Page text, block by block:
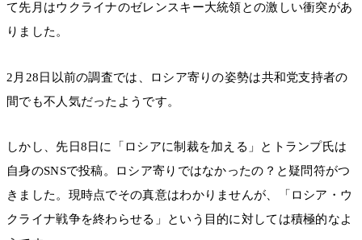
て先月はウクライナのゼレンスキー大統領との激しい衝突があ
りました。
2月28日以前の調査では、ロシア寄りの姿勢は共和党支持者の
間でも不人気だったようです。
しかし、先日8日に「ロシアに制裁を加える」とトランプ氏は
自身のSNSで投稿。ロシア寄りではなかったの？と疑問符がつ
きました。現時点でその真意はわかりませんが、「ロシア・ウ
クライナ戦争を終わらせる」という目的に対しては積極的なよ